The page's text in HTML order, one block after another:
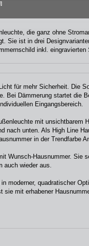
die ganz ohne
Sie ist in drei
inkl.
für mehr Sicherheit. Die
Bei Dämmerung startet die
Eingangsbereich.
mit unsichtbarem
nach unten. Als High Line
in der Trendfarbe
Wunsch-Hausnummer. Sie
auch wieder aus.
moderner, quadratischer
sie mit erhabener